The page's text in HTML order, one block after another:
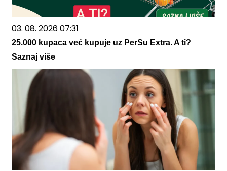
03. 08. 2026 07:31
25.000 kupaca već kupuje uz PerSu Extra. A ti?
Saznaj više